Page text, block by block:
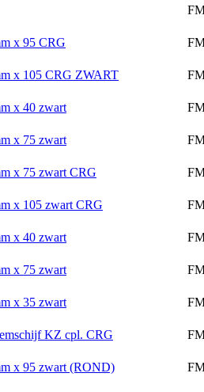
x 95 CRG
x 105 CRG ZWART
x 40 zwart
x 75 zwart
x 75 zwart CRG
x 105 zwart CRG
x 40 zwart
x 75 zwart
x 35 zwart
KZ cpl. CRG
x 95 zwart (ROND)